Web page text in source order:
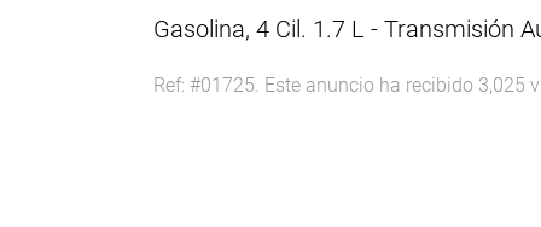
Gasolina, 4 Cil. 1.7 L - Transmisión
Ref: #01725. Este anuncio ha recibido 3,025